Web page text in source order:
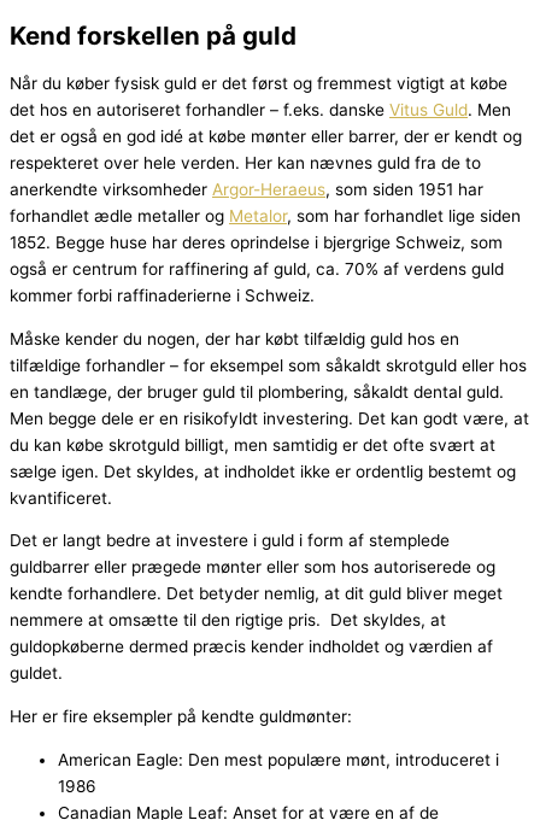
Kend forskellen på guld
Når du køber fysisk guld er det først og fremmest vigtigt at købe
det hos en autoriseret forhandler – f.eks. danske Vitus Guld. Men
det er også en god idé at købe mønter eller barrer, der er kendt og
respekteret over hele verden. Her kan nævnes guld fra de to
anerkendte virksomheder Argor-Heraeus, som siden 1951 har
forhandlet ædle metaller og Metalor, som har forhandlet lige siden
1852. Begge huse har deres oprindelse i bjergrige Schweiz, som
også er centrum for raffinering af guld, ca. 70% af verdens guld
kommer forbi raffinaderierne i Schweiz.
Måske kender du nogen, der har købt tilfældig guld hos en
tilfældige forhandler – for eksempel som såkaldt skrotguld eller hos
en tandlæge, der bruger guld til plombering, såkaldt dental guld.
Men begge dele er en risikofyldt investering. Det kan godt være, at
du kan købe skrotguld billigt, men samtidig er det ofte svært at
sælge igen. Det skyldes, at indholdet ikke er ordentlig bestemt og
kvantificeret.
Det er langt bedre at investere i guld i form af stemplede
guldbarrer eller prægede mønter eller som hos autoriserede og
kendte forhandlere. Det betyder nemlig, at dit guld bliver meget
nemmere at omsætte til den rigtige pris. Det skyldes, at
guldopkøberne dermed præcis kender indholdet og værdien af
guldet.
Her er fire eksempler på kendte guldmønter:
American Eagle: Den mest populære mønt, introduceret i
1986
Canadian Maple Leaf: Anset for at være en af de